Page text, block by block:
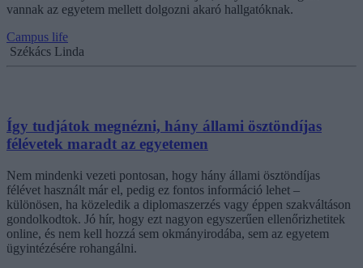
vannak az egyetem mellett dolgozni akaró hallgatóknak.
Campus life
Székács Linda
Így tudjátok megnézni, hány állami ösztöndíjas
félévetek maradt az egyetemen
Nem mindenki vezeti pontosan, hogy hány állami ösztöndíjas
félévet használt már el, pedig ez fontos információ lehet –
különösen, ha közeledik a diplomaszerzés vagy éppen szakváltáson
gondolkodtok. Jó hír, hogy ezt nagyon egyszerűen ellenőrizhetitek
online, és nem kell hozzá sem okmányirodába, sem az egyetem
ügyintézésére rohangálni.